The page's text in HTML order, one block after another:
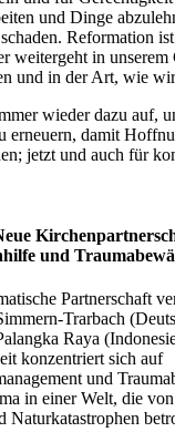
und Dinge
Reformation
weitergeht in unserem
und in der Art, wie
wieder dazu auf,
erneuern, damit
jetzt und auch für
und
Partnerschaft
Trarbach
Raya
konzentriert sich auf
und
in einer Welt, die
Naturkatastrophen